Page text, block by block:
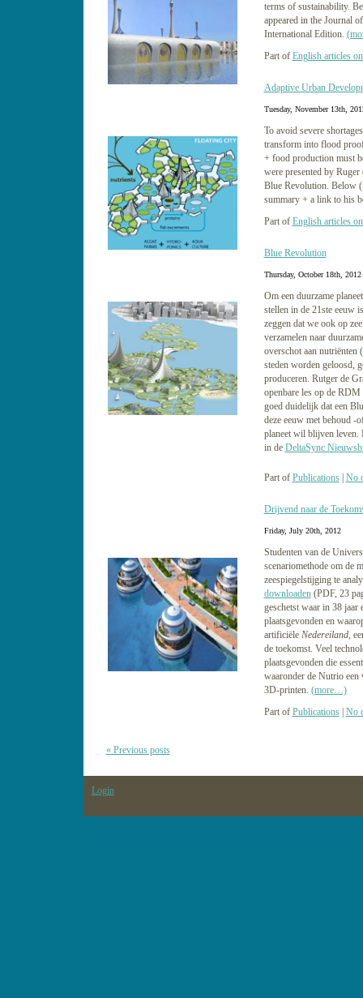
terms of sustainability.
appeared in the Journal
International Edition.
Part of English articles
Adaptive Urban
Tuesday, November 13th,
To avoid severe
transform into flood
+ food production must
were presented by
Blue Revolution. Below
summary + a link to his
Part of English articles
Blue Revolution
Thursday, October 18th, 2012
Om een duurzame
stellen in de 21ste eeuw
zeggen dat we ook op
verzamelen naar
overschot aan nutriënten
steden worden geloosd,
produceren. Rutger de
openbare les op de
goed duidelijk dat een
deze eeuw met behoud -
planeet wil blijven leven.
in de DeltaSync
Part of Publications| No
Drijvend naar de
Friday, July 20th, 2012
Studenten van de
scenariomethode om de
zeespiegelstijging te
downloaden(PDF, 23
geschetst waar in 38 jaar
plaatsgevonden en
artificiële Nedereiland,
de toekomst. Veel
plaatsgevonden die
waaronder de Nutrio een
3D-printen. (more…)
Part of Publications| No
« Previous posts
Login